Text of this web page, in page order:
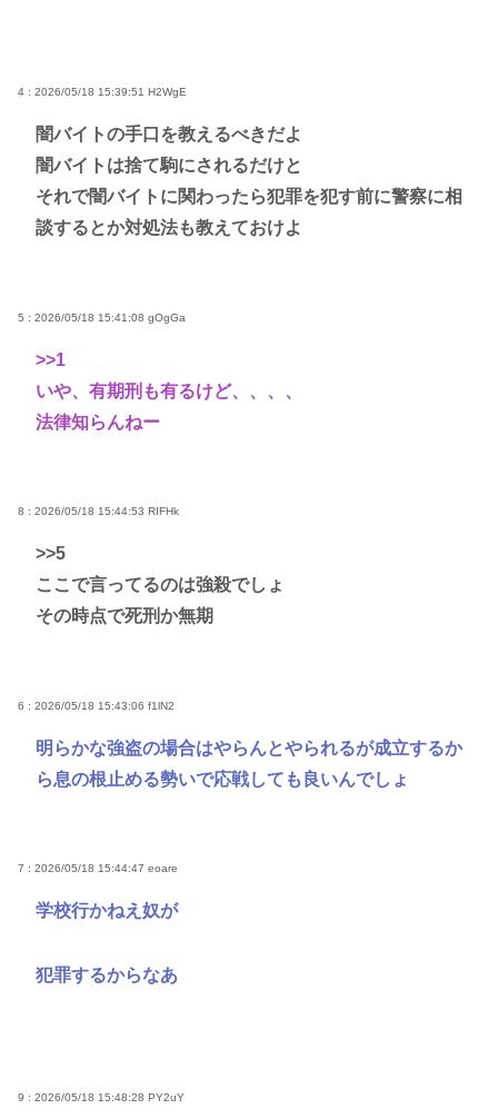
4 : 2026/05/18 15:39:51 H2WgE
闇バイトの手口を教えるべきだよ
闇バイトは捨て駒にされるだけと
それで闇バイトに関わったら犯罪を犯す前に警察に相
談するとか対処法も教えておけよ
5 : 2026/05/18 15:41:08 gOgGa
>>1
いや、有期刑も有るけど、、、、
法律知らんねー
8 : 2026/05/18 15:44:53 RIFHk
>>5
ここで言ってるのは強殺でしょ
その時点で死刑か無期
6 : 2026/05/18 15:43:06 f1lN2
明らかな強盗の場合はやらんとやられるが成立するか
ら息の根止める勢いで応戦しても良いんでしょ
7 : 2026/05/18 15:44:47 eoare
学校行かねえ奴が
犯罪するからなあ
9 : 2026/05/18 15:48:28 PY2uY